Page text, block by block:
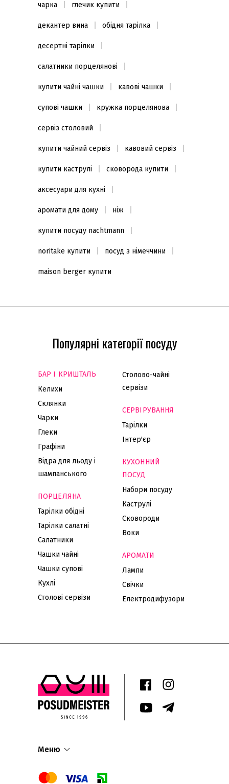
чарка глечик купити
декантер вина обідня тарілка
десертні тарілки
салатники порцелянові
купити чайні чашки кавові чашки
супові чашки кружка порцелянова
сервіз столовий
купити чайний сервіз кавовий сервіз
купити каструлі сковорода купити
аксесуари для кухні
аромати для дому ніж
купити посуду nachtmann
noritake купити посуд з німеччини
maison berger купити
Популярні категорії посуду
БАР І КРИШТАЛЬ
Келихи
Склянки
Чарки
Глеки
Графіни
Відра для льоду і
шампанського
ПОРЦЕЛЯНА
Тарілки обідні
Тарілки салатні
Салатники
Чашки чайні
Чашки супові
Кухлі
Столові сервізи
Столово-чайні
сервізи
СЕРВІРУВАННЯ
Тарілки
Інтер'єр
КУХОННИЙ
ПОСУД
Набори посуду
Каструлі
Сковороди
Воки
АРОМАТИ
Лампи
Свічки
Електродифузори
Меню